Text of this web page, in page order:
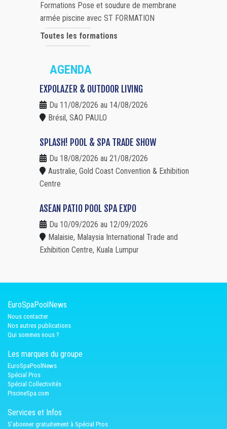
Formations Pose et soudure de membrane
armée piscine avec ST FORMATION
Toutes les formations
AGENDA
EXPOLAZER & OUTDOOR LIVING
Du 11/08/2026 au 14/08/2026
Brésil, SAO PAULO
SPLASH! POOL & SPA TRADE SHOW
Du 18/08/2026 au 21/08/2026
Australie, Gold Coast Convention & Exhibition
Centre
ASEAN PATIO POOL SPA EXPO
Du 10/09/2026 au 12/09/2026
Malaisie, Malaysia International Trade and
Exhibition Centre, Kuala Lumpur
EuroSpaPoolNews
Nous contacter
Nos autres publications
Qui sommes nous ?
Les marques du groupe
EuroSpaPoolNews
Spécial Pros
Spécial Collectivités
PiscineSpa.com
Services et Infos
S'abonner gratuitement à Spécial Pros